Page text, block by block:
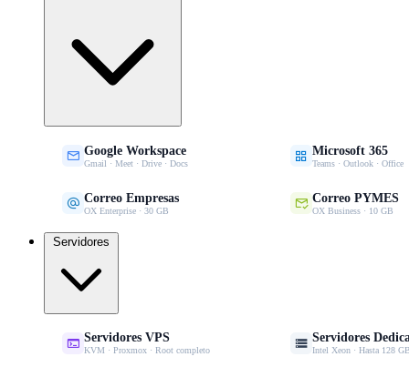
 Google Workspace
Gmail · Meet · Drive · Docs  Microsoft 365
Teams · Outlook · Office
 Correo Empresas
OX Enterprise · 30 GB  Correo PYMES
OX Business · 10 GB
Servidores
 Servidores VPS
KVM · Proxmox · Root completo  Servidores
Intel Xeon · Hasta 128